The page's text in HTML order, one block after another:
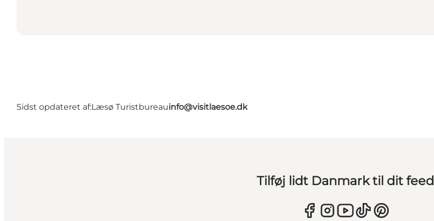
Sidst opdateret af:Læsø Turistbureauinfo@visitlaesoe.dk
Tilføj lidt Danmark til dit feed